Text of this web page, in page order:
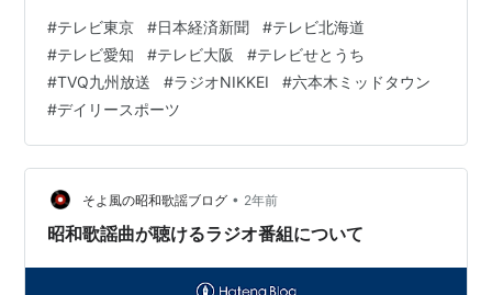
AKRYFC56LBIXLOI2GMK7BIBLRA/ オリコンニュース
「必死に汗をかきまくる夏に」 現代の教育現場を描く 生
田絵梨花さんが高校教師役で 地上波TV連続ドラマ初主演
www.oricon.co.jp サンケイスポーツ電子版 テレビ東京
(TX) キャリア…
#テレビ東京 #日本経済新聞 #テレビ北海道
#テレビ愛知 #テレビ大阪 #テレビせとうち
#TVQ九州放送 #ラジオNIKKEI #六本木ミッドタウン
#デイリースポーツ
そよ風の昭和歌謡ブログ • 2年前
昭和歌謡曲が聴けるラジオ番組について